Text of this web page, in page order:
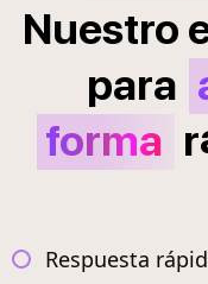
Nuestro
para
forma r
Respuesta